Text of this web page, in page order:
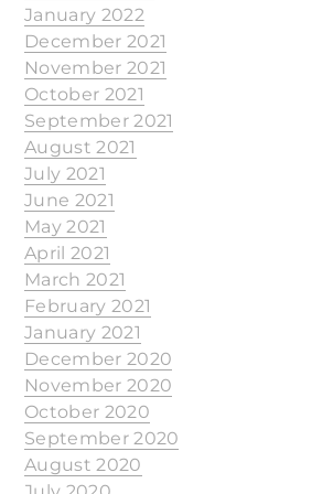
January 2022
December 2021
November 2021
October 2021
September 2021
August 2021
July 2021
June 2021
May 2021
April 2021
March 2021
February 2021
January 2021
December 2020
November 2020
October 2020
September 2020
August 2020